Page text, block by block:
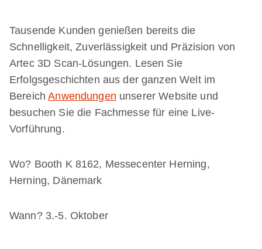
Tausende Kunden genießen bereits die
Schnelligkeit, Zuverlässigkeit und Präzision von
Artec 3D Scan-Lösungen. Lesen Sie
Erfolgsgeschichten aus der ganzen Welt im
BereichAnwendungen unserer Website und
besuchen Sie die Fachmesse für eine Live-
Vorführung.
Wo? Booth K 8162, Messecenter Herning,
Herning, Dänemark
Wann? 3.-5. Oktober